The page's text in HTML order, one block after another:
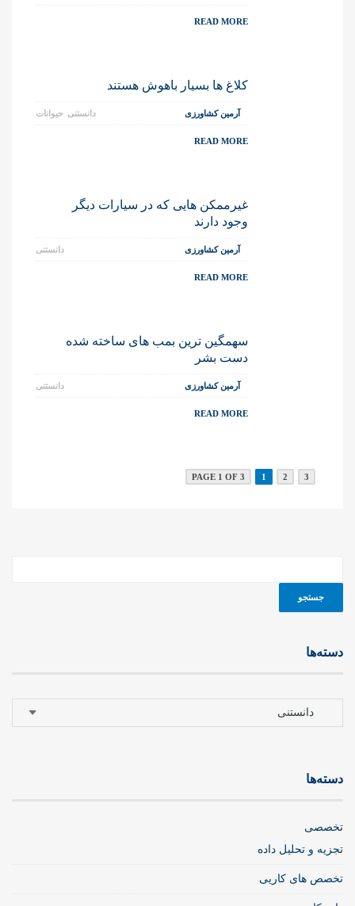
READ MORE
کلاغ ها بسیار باهوش هستند
حیوانات دانستنی آرمین کشاورزی
READ MORE
غیرممکن هایی که در سیارات دیگر
وجود دارند
دانستنی آرمین کشاورزی
READ MORE
سهمگین ترین بمب های ساخته شده
دست بشر
دانستنی آرمین کشاورزی
READ MORE
PAGE 1 OF 3 1 2 3
دسته‌ها
دسته‌ها
تخصصی
تجزیه و تحلیل داده
تخصص های کاریی